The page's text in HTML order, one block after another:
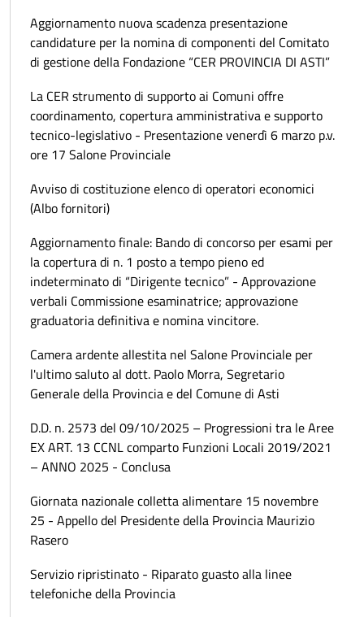
Aggiornamento nuova scadenza presentazione
candidature per la nomina di componenti del Comitato
di gestione della Fondazione “CER PROVINCIA DI ASTI”
La CER strumento di supporto ai Comuni offre
coordinamento, copertura amministrativa e supporto
tecnico-legislativo - Presentazione venerdì 6 marzo p.v.
ore 17 Salone Provinciale
Avviso di costituzione elenco di operatori economici
(Albo fornitori)
Aggiornamento finale: Bando di concorso per esami per
la copertura di n. 1 posto a tempo pieno ed
indeterminato di “Dirigente tecnico” - Approvazione
verbali Commissione esaminatrice; approvazione
graduatoria definitiva e nomina vincitore.
Camera ardente allestita nel Salone Provinciale per
l'ultimo saluto al dott. Paolo Morra, Segretario
Generale della Provincia e del Comune di Asti
D.D. n. 2573 del 09/10/2025 – Progressioni tra le Aree
EX ART. 13 CCNL comparto Funzioni Locali 2019/2021
– ANNO 2025 - Conclusa
Giornata nazionale colletta alimentare 15 novembre
25 - Appello del Presidente della Provincia Maurizio
Rasero
Servizio ripristinato - Riparato guasto alla linee
telefoniche della Provincia